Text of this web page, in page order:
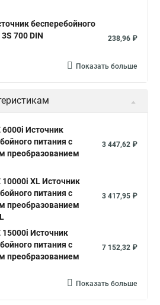
бесперебойного
700 DIN
238,96 ₽
Показать больше
6000i Источник
питания с
преобразованием
3 447,62 ₽
10000i XL Источник
питания с
преобразованием
3 417,95 ₽
15000i Источник
питания с
преобразованием
7 152,32 ₽
Показать больше